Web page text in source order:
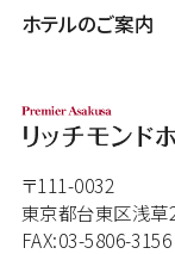
ホテルのご案内
〒111-0032
東京都台東区浅草
FAX:03-5806-3156